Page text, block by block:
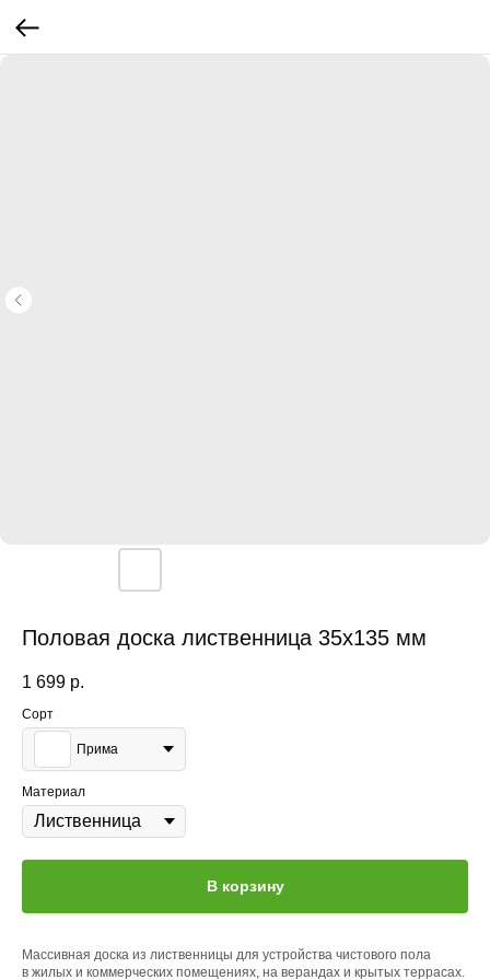
Половая доска лиственница 35x135 мм
1 699 р.
Сорт
Прима
Материал
В корзину
Массивная доска из лиственницы для устройства чистового пола
в жилых и коммерческих помещениях, на верандах и крытых террасах.